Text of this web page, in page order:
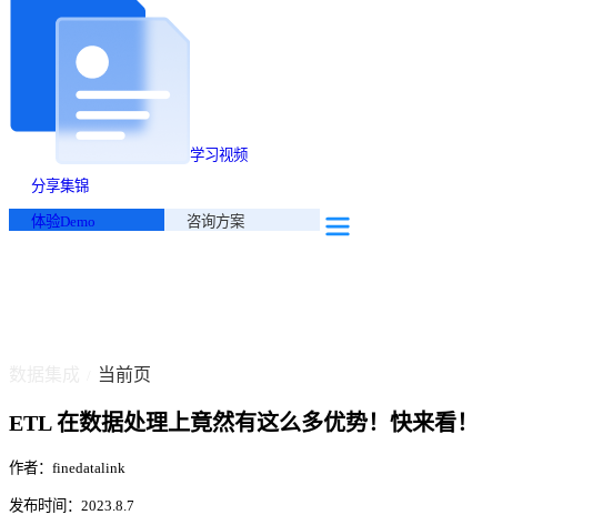
学习视频
分享集锦
体验Demo 咨询方案
当前页
ETL 在数据处理上竟然有这么多优势！快来看！
作者：finedatalink
发布时间：2023.8.7